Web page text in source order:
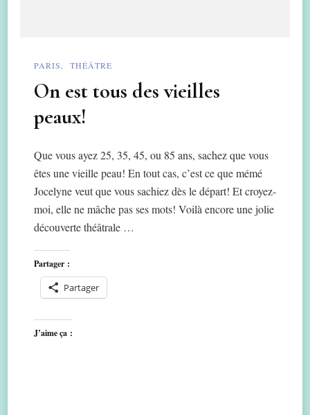
PARIS THÉÂTRE
On est tous des vieilles
peaux!
Que vous ayez 25, 35, 45, ou 85 ans, sachez que vous
êtes une vieille peau! En tout cas, c’est ce que mémé
Jocelyne veut que vous sachiez dès le départ! Et croyez-
moi, elle ne mâche pas ses mots! Voilà encore une jolie
découverte théâtrale …
Partager :
Partager
J’aime ça :